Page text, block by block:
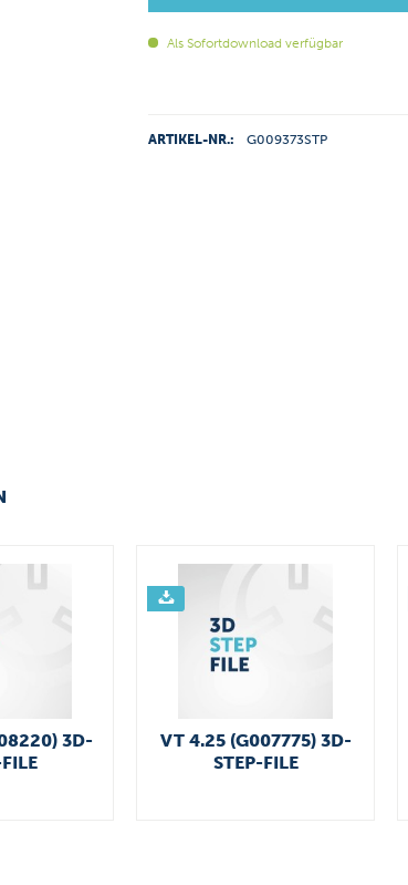
Als Sofortdownload verfügbar
ARTIKEL-NR.: G009373STP
3D-
VT 4.25 (G007775) 3D-
STEP-FILE